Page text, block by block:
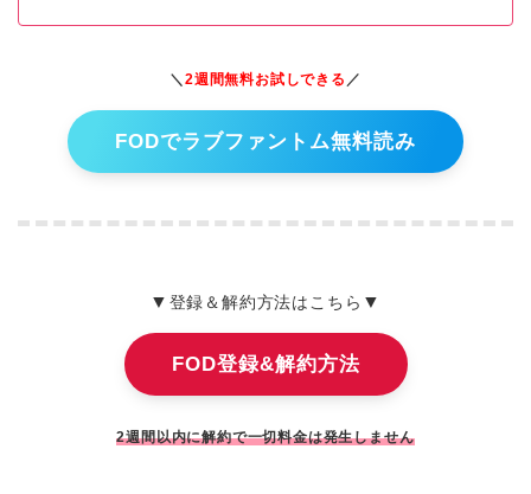
＼2週間無料お試しできる ／
FODでラブファントム無料読み
▼ 登録＆解約方法はこちら ▼
FOD登録&解約方法
2週間以内に解約で一切料金は発生しません